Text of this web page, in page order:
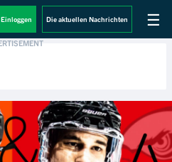
☰
Die aktuellen Nachrichten
Einloggen